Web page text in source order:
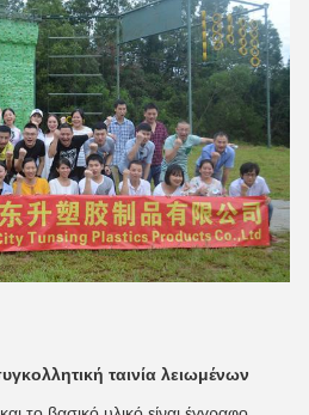
ταινία λειωμένων